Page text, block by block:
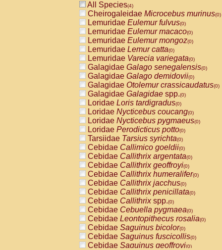
All Species(4)
Cheirogaleidae Microcebus murinus(0)
Lemuridae Eulemur fulvus(0)
Lemuridae Eulemur macaco(0)
Lemuridae Eulemur mongoz(0)
Lemuridae Lemur catta(0)
Lemuridae Varecia variegata(0)
Galagidae Galago senegalensis(0)
Galagidae Galago demidovii(0)
Galagidae Otolemur crassicaudatus(0)
Galagidae Galagidae spp.(0)
Loridae Loris tardigradus(0)
Loridae Nycticebus coucang(0)
Loridae Nycticebus pygmaeus(0)
Loridae Perodicticus potto(0)
Tarsiidae Tarsius syrichta(0)
Cebidae Callimico goeldii(0)
Cebidae Callithrix argentata(0)
Cebidae Callithrix geoffroyi(0)
Cebidae Callithrix humeralifer(0)
Cebidae Callithrix jacchus(0)
Cebidae Callithrix penicillata(0)
Cebidae Callithrixspp.(0)
Cebidae Cebuella pygmaea(0)
Cebidae Leontopithecus rosalia(0)
Cebidae Saguinus bicolor(0)
Cebidae Saguinus fuscicollis(0)
Cebidae Saguinus geoffroyi(0)